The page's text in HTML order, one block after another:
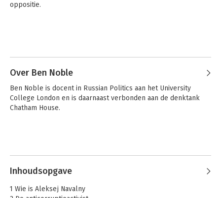
oppositie.
Over Ben Noble
Ben Noble is docent in Russian Politics aan het University
College London en is daarnaast verbonden aan de denktank
Chatham House.
Inhoudsopgave
1 Wie is Aleksej Navalny